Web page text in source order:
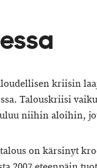
kriisin
Talouskriisi
niihin aloihin,
on kärsinyt